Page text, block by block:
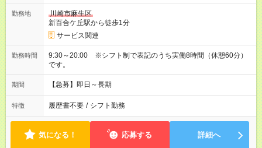
勤務地
川崎市麻生区
新百合ケ丘駅から徒歩1分
サービス関連
勤務時間
9:30～20:00 ※シフト制で表記のうち実働8時間（休憩60分）
です。
期間 【急募】即日～長期
特徴 履歴書不要 / シフト勤務
気になる！ 応募する 詳細へ